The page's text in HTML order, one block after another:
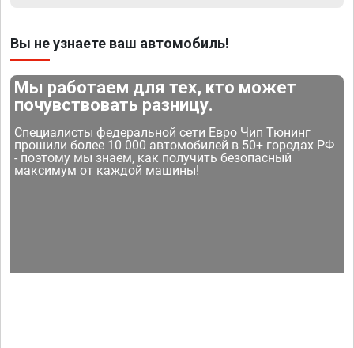
Вы не узнаете ваш автомобиль!
Мы работаем для тех, кто может
почувствовать разницу.
Специалисты федеральной сети Евро Чип Тюнинг
прошили более 10 000 автомобилей в 50+ городах РФ
- поэтому мы знаем, как получить безопасный
максимум от каждой машины!